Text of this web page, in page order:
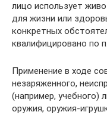
лицо использует
для жизни или
конкретных
квалифицировано по
Применение в ходе
незаряженного,
(например, учебного)
оружия, оружия-